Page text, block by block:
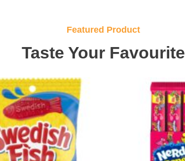
Featured Product
Taste Your Favourite